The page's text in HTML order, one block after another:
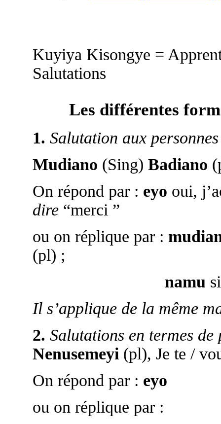
Kuyiya Kisongye =
Salutations
Les différentes
1. Salutation aux
Mudiano (Sing) Badiano
On répond par : eyo oui,
dire“merci ”
ou on réplique par :
(pl) ;
namu
Il s’applique de la même
2. Salutations en termes de
Nenusemeyi(pl), Je te /
On répond par : eyo
ou on réplique par :